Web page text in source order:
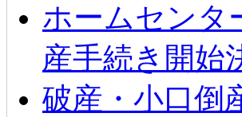
ホームセンタ
産手続き開始
破産・小口